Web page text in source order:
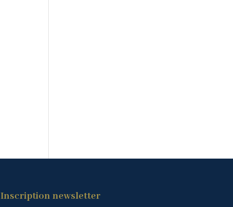
Inscription newsletter